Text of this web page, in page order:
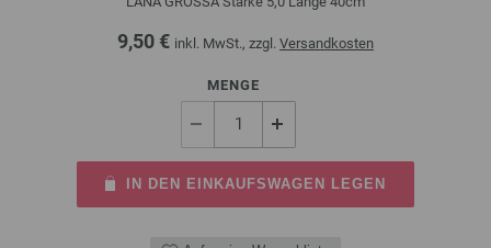
9,50 € inkl. MwSt., zzgl. Versandkosten
MENGE
IN DEN EINKAUFSWAGEN LEGEN